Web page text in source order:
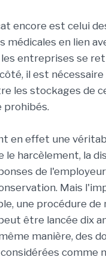
encore est celui
médicales en lien
les entreprises se
il est
les stockages de
prohibés.
en effet une
le harcèlement, la
de
Mais
une procédure
être lancée dix
manière, des
comme